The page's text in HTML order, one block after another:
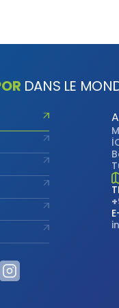
DANS LE
veya
Gizlilik